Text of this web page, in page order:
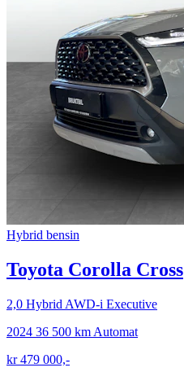
Hybrid bensin
Toyota Corolla Cross
2,0 Hybrid AWD-i Executive
2024 36 500 km Automat
kr 479 000,-